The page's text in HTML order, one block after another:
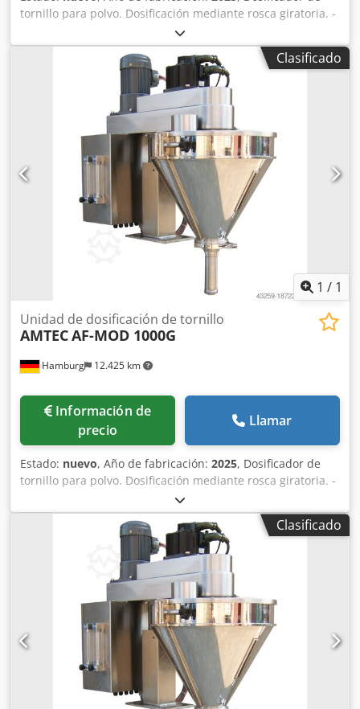
tornillo para polvo. Dosificación mediante rosca giratoria. -
Especificaciones: Rango de llenado: 500-10.000g;
Capacidad de tolva de llenado: 100 litros; Tolva con
apertura lateral; Construcción en acero inoxidable 304;
Fuente de alimentación: 220~415 V; Consumo de energía:
2,75kW. Dedpev Nnm Esfx Adtjck Tenga en cuenta que
nuestros nuevos precios suelen ser más bajos que los
precios usados habituales. Simplemente pregúntenos y
díganos su tarea de embalaje. - Normalmente hay entre 30
y 50 máquinas nuevas diferentes disponibles de inmediato
en stock. Además, tenemos plazos de entrega muy cortos
de aproximadamente 3 semanas para máquinas
fabricadas según las especificaciones del cliente. - Todas
las máquinas están disponibles con garantía total.
Clasificado
1 / 1
Hamburg 12.425 km
Unidad de dosificación de tornillo
AMTECAF-MOD 1000G
Información de
precio
Llamar
Estado: nuevo, Año de fabricación: 2025, Dosificador de
tornillo para polvo. Dosificación mediante rosca giratoria. -
Especificaciones: Rango de llenado: 5-1000g; Capacidad de
tolva de llenado: 30 litros; Tolva con apertura lateral;
Construcción en acero inoxidable 304; Fuente de
alimentación: 220~415 V; Consumo de energía: 1,4kW.
Tenga en cuenta que nuestros nuevos precios suelen ser
más bajos que los precios usados habituales. Simplemente
pregúntenos y díganos su tarea de embalaje. -
Normalmente hay entre 30 y 50 máquinas nuevas
diferentes disponibles de inmediato en stock. Además,
tenemos plazos de entrega muy cortos de
aproximadamente 3 semanas para máquinas fabricadas
según las especificaciones del cliente. - Todas las
máquinas están disponibles con garantía total. Dodpfx
Clasificado